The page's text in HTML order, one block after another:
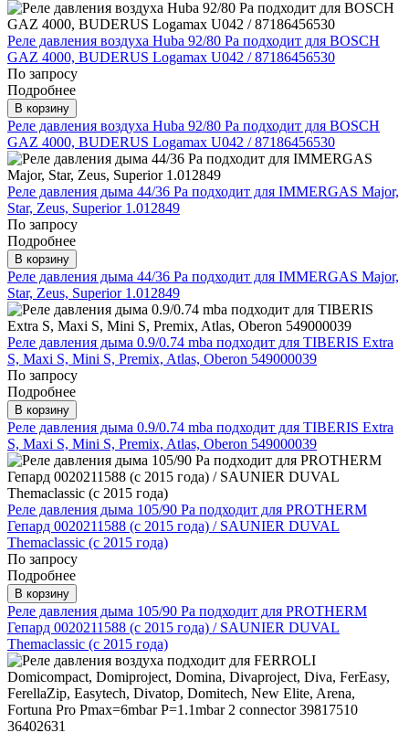
Реле давления воздуха Huba 92/80 Pa подходит для BOSCH
GAZ 4000, BUDERUS Logamax U042 / 87186456530
По запросу
Подробнее
В корзину
Реле давления воздуха Huba 92/80 Pa подходит для BOSCH
GAZ 4000, BUDERUS Logamax U042 / 87186456530
Реле давления дыма 44/36 Pa подходит для IMMERGAS Major,
Star, Zeus, Superior 1.012849
По запросу
Подробнее
В корзину
Реле давления дыма 44/36 Pa подходит для IMMERGAS Major,
Star, Zeus, Superior 1.012849
Реле давления дыма 0.9/0.74 mba подходит для TIBERIS Extra
S, Maxi S, Mini S, Premix, Atlas, Oberon 549000039
По запросу
Подробнее
В корзину
Реле давления дыма 0.9/0.74 mba подходит для TIBERIS Extra
S, Maxi S, Mini S, Premix, Atlas, Oberon 549000039
Реле давления дыма 105/90 Pa подходит для PROTHERM
Гепард 0020211588 (с 2015 года) / SAUNIER DUVAL
Themaclassic (c 2015 года)
По запросу
Подробнее
В корзину
Реле давления дыма 105/90 Pa подходит для PROTHERM
Гепард 0020211588 (с 2015 года) / SAUNIER DUVAL
Themaclassic (c 2015 года)